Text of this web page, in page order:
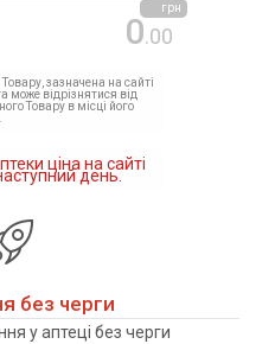
0.00
грн
зазначена на сайті
може відрізнятися від
Товару в місці його
ціна на сайті
день.
без черги
у аптеці без черги